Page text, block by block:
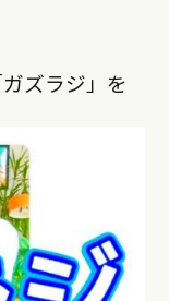
ズラジ」を